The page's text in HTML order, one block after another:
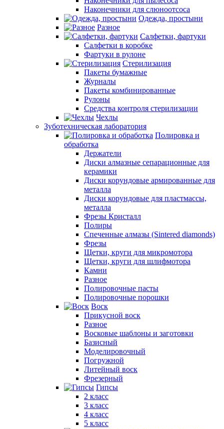
Наконечники для слюноотсоса
Одежда, простыни
Разное
Салфетки, фартуки
Салфетки в коробке
Фартуки в рулоне
Стерилизация
Пакеты бумажные
Журналы
Пакеты комбинированные
Рулоны
Средства контроля стерилизации
Чехлы
Зуботехническая лаборатория
Полировка и
обработка
Держатели
Диски алмазные сепарационные для
керамики
Диски корундовые армированные для
металла
Диски корундовые для пластмассы,
металла
Фрезы Кристалл
Полиры
Спеченные алмазы (Sintered diamonds)
Фрезы
Щетки, круги для микромотора
Щетки, круги для шлифмотора
Камни
Разное
Полировочные пасты
Полировочные порошки
Воск
Прикусной воск
Разное
Восковые шаблоны и заготовки
Базисный
Моделировочный
Погружной
Литейный воск
Фрезерный
Гипсы
2 класс
3 класс
4 класс
5 класс